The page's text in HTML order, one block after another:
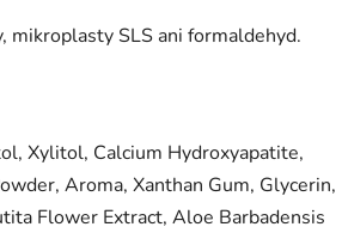
mikroplasty SLS ani formaldehyd.
Xylitol, Calcium Hydroxyapatite,
Aroma, Xanthan Gum, Glycerin,
Flower Extract, Aloe Barbadensis